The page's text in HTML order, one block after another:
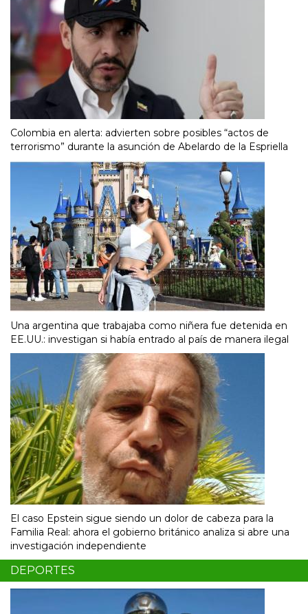
Colombia en alerta: advierten sobre posibles “actos de
terrorismo” durante la asunción de Abelardo de la Espriella
Una argentina que trabajaba como niñera fue detenida en
EE.UU.: investigan si había entrado al país de manera ilegal
El caso Epstein sigue siendo un dolor de cabeza para la
Familia Real: ahora el gobierno británico analiza si abre una
investigación independiente
DEPORTES